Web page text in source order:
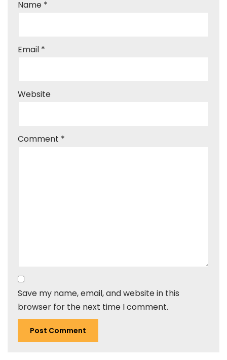
Name *
Email *
Website
Comment *
Save my name, email, and website in this
browser for the next time I comment.